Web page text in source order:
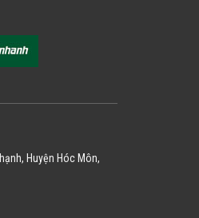
Huyện Hóc Môn,